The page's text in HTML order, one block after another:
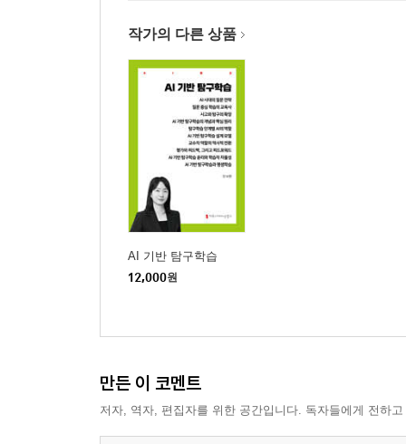
작가의 다른 상품
AI 기반 탐구학습
12,000원
만든 이 코멘트
저자, 역자, 편집자를 위한 공간입니다. 독자들에게 전하